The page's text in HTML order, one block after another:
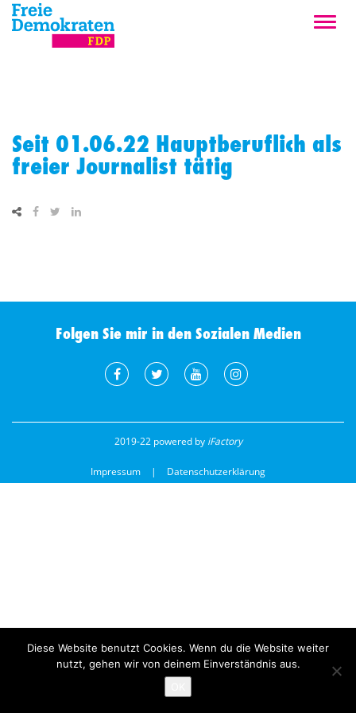
Seit 01.06.22 Hauptberuflich als
freier Journalist tätig
Folgen Sie mir in den Sozialen Medien
2019-22 powered by iFactory
Impressum Datenschutzerklärung
Diese Website benutzt Cookies. Wenn du die Website weiter
nutzt, gehen wir von deinem Einverständnis aus.